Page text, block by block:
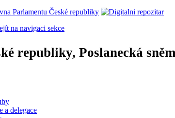
na navigaci sekce
republiky, Poslanecká
a delegace